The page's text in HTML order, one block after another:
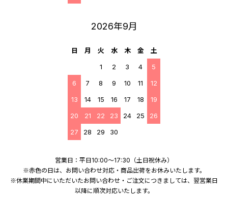
2026年9月
日 月 火 水 木 金
土
1
2 3 4
5
6
7 8 9 10 11
12
13
14 15 16 17 18
19
20
21 22 23 24 25
26
27
28 29 30
営業日：平日10:00～17:30（土日祝休み）
※赤色の日は、お問い合わせ対応・商品出荷をお休みいたします。
※休業期間中にいただいたお問い合わせ・ご注文につきましては、翌営業日
以降に順次対応いたします。